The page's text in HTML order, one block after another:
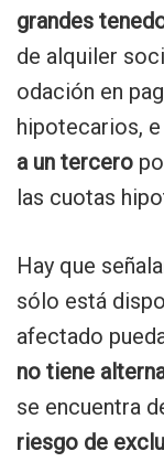
grandes
de alquiler
odación en
hipotecarios, e
a un tercero
las cuotas
Hay que
sólo está
afectado
no tiene
se encuentra
riesgo de